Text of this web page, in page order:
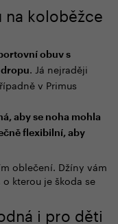
koloběžce
obuv s
dropu. Já nejraději
v Primus
aby se noha mohla
flexibilní, aby
oblečení. Džíny vám
kterou je škoda se
i pro děti